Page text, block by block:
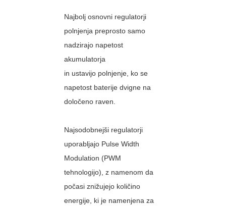
Najbolj osnovni regulatorji
polnjenja preprosto samo
nadzirajo napetost
akumulatorja
in ustavijo polnjenje, ko se
napetost baterije dvigne na
določeno raven.
Najsodobnejši regulatorji
uporabljajo Pulse Width
Modulation (PWM
tehnologijo), z namenom da
počasi znižujejo količino
energije, ki je namenjena za